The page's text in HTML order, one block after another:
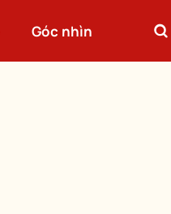
Góc nhìn